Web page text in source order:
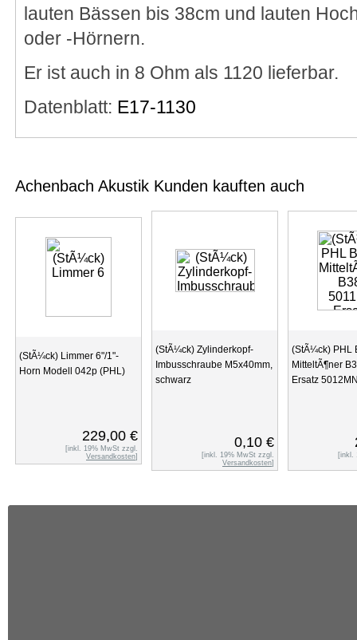
lauten Bässen bis 38cm und lauten
oder -Hörnern.
Er ist auch in 8 Ohm als 1120 lieferbar.
Datenblatt: E17-1130
Achenbach Akustik Kunden kauften auch
(StÃ¼ck) Limmer 6"/1"-
Horn Modell 042p (PHL)
229,00 €
[inkl. 19% MwSt zzgl.
Versandkosten]
(StÃ¼ck) Zylinderkopf-
Imbusschraube M5x40mm,
schwarz
0,10 €
[inkl. 19% MwSt zzgl.
Versandkosten]
(StÃ¼ck) PHL
MitteltÃ¶ner
Ersatz
[inkl.